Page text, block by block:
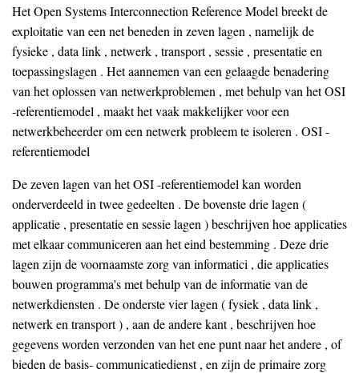
Het Open Systems Interconnection Reference Model breekt de
exploitatie van een net beneden in zeven lagen , namelijk de
fysieke , data link , netwerk , transport , sessie , presentatie en
toepassingslagen . Het aannemen van een gelaagde benadering
van het oplossen van netwerkproblemen , met behulp van het OSI
-referentiemodel , maakt het vaak makkelijker voor een
netwerkbeheerder om een netwerk probleem te isoleren . OSI -
referentiemodel
De zeven lagen van het OSI -referentiemodel kan worden
onderverdeeld in twee gedeelten . De bovenste drie lagen (
applicatie , presentatie en sessie lagen ) beschrijven hoe applicaties
met elkaar communiceren aan het eind bestemming . Deze drie
lagen zijn de voornaamste zorg van informatici , die applicaties
bouwen programma's met behulp van de informatie van de
netwerkdiensten . De onderste vier lagen ( fysiek , data link ,
netwerk en transport ) , aan de andere kant , beschrijven hoe
gegevens worden verzonden van het ene punt naar het andere , of
bieden de basis- communicatiedienst , en zijn de primaire zorg